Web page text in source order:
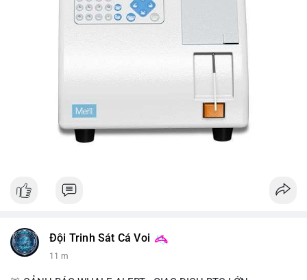
Đội Trinh Sát Cá Voi
11 m